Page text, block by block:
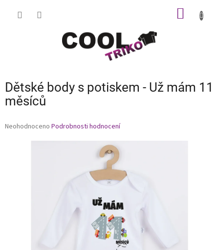
Dětské body s potiskem - Už mám 11
měsíců
Průměrné
Neohodnoceno Podrobnosti hodnocení